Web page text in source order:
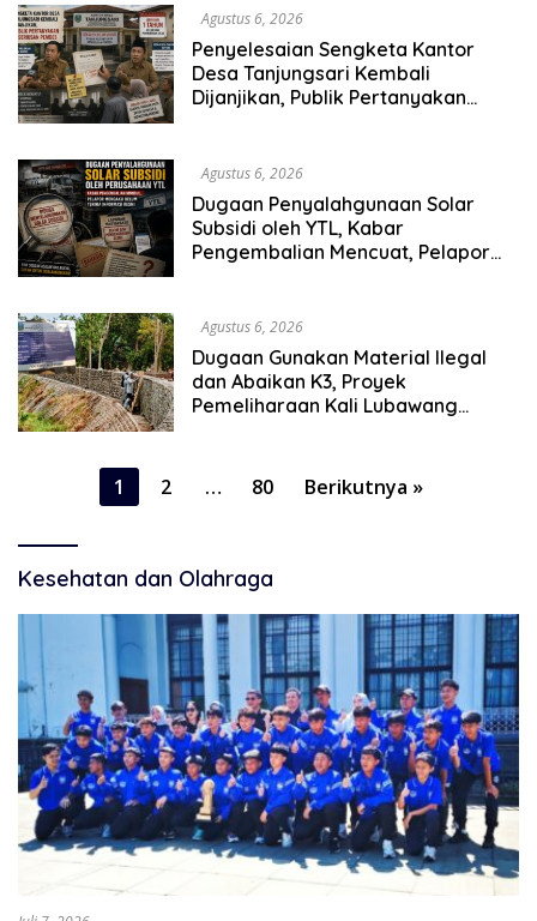
Agustus 6, 2026
Penyelesaian Sengketa Kantor
Desa Tanjungsari Kembali
Dijanjikan, Publik Pertanyakan
Agustus 6, 2026
Dugaan Penyalahgunaan Solar
Subsidi oleh YTL, Kabar
Pengembalian Mencuat, Pelapor
Agustus 6, 2026
Dugaan Gunakan Material Ilegal
dan Abaikan K3, Proyek
Pemeliharaan Kali Lubawang
Paginasi
1 2 … 80 Berikutnya »
Kesehatan dan Olahraga